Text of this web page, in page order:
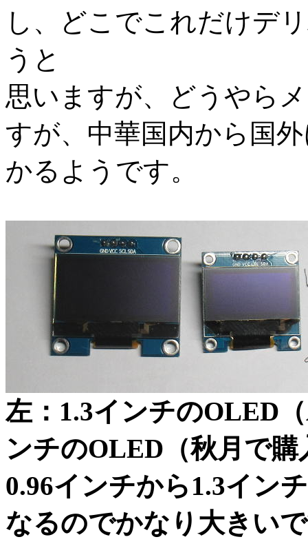
し、どこでこれだけデ
うと
思いますが、どうやら
すが、中華国内から国
かるようです。
左：1.3インチのOLED
ンチのOLED（秋月で購
0.96インチから1.3イン
なるのでかなり大きい